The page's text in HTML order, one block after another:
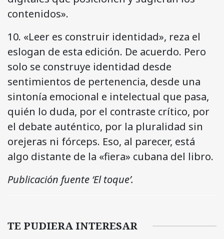
contenidos».
10. «Leer es construir identidad», reza el
eslogan de esta edición. De acuerdo. Pero
solo se construye identidad desde
sentimientos de pertenencia, desde una
sintonía emocional e intelectual que pasa,
quién lo duda, por el contraste crítico, por
el debate auténtico, por la pluralidad sin
orejeras ni fórceps. Eso, al parecer, está
algo distante de la «fiera» cubana del libro.
Publicación fuente ‘El toque’.
TE PUDIERA INTERESAR